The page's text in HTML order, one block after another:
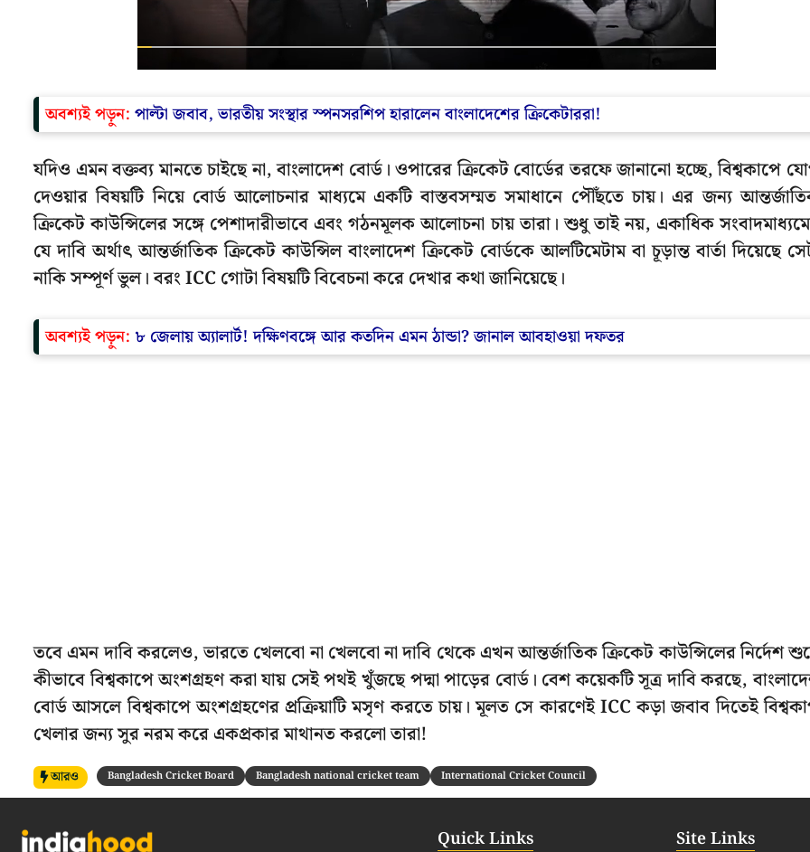
অবশ্যই পড়ুন: পাল্টা জবাব, ভারতীয় সংস্থার স্পনসরশিপ হারালেন বাংলাদেশের ক্রিকেটাররা!
যদিও এমন বক্তব্য মানতে চাইছে না, বাংলাদেশ বোর্ড। ওপারের ক্রিকেট বোর্ডের তরফে জানানো হচ্ছে, বিশ্বকাপে
দেওয়ার বিষয়টি নিয়ে বোর্ড আলোচনার মাধ্যমে একটি বাস্তবসম্মত সমাধানে পৌঁছতে চায়। এর জন্য
ক্রিকেট কাউন্সিলের সঙ্গে পেশাদারীভাবে এবং গঠনমূলক আলোচনা চায় তারা। শুধু তাই নয়, একাধিক
যে দাবি অর্থাৎ আন্তর্জাতিক ক্রিকেট কাউন্সিল বাংলাদেশ ক্রিকেট বোর্ডকে আলটিমেটাম বা চূড়ান্ত বার্তা দিয়েছে
নাকি সম্পূর্ণ ভুল। বরং ICC গোটা বিষয়টি বিবেচনা করে দেখার কথা জানিয়েছে।
অবশ্যই পড়ুন: ৮ জেলায় অ্যালার্ট! দক্ষিণবঙ্গে আর কতদিন এমন ঠান্ডা? জানাল আবহাওয়া দফতর
তবে এমন দাবি করলেও, ভারতে খেলবো না খেলবো না দাবি থেকে এখন আন্তর্জাতিক ক্রিকেট কাউন্সিলের নির্দেশ
কীভাবে বিশ্বকাপে অংশগ্রহণ করা যায় সেই পথই খুঁজছে পদ্মা পাড়ের বোর্ড। বেশ কয়েকটি সূত্র দাবি করছে,
বোর্ড আসলে বিশ্বকাপে অংশগ্রহণের প্রক্রিয়াটি মসৃণ করতে চায়। মূলত সে কারণেই ICC কড়া জবাব দিতেই
খেলার জন্য সুর নরম করে একপ্রকার মাথানত করলো তারা!
আরও Bangladesh Cricket Board Bangladesh national cricket team International Cricket Council
Quick Links Site Links